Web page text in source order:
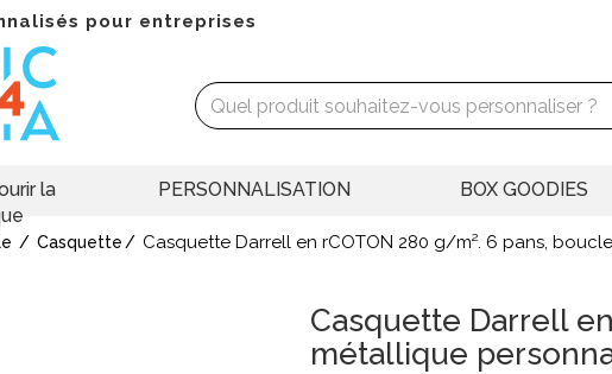
pour entreprises
la
PERSONNALISATION BOX GOODIES
Casquette Casquette Darrell en rCOTON 280 g/m². 6 pans,
Casquette Darrell
métallique